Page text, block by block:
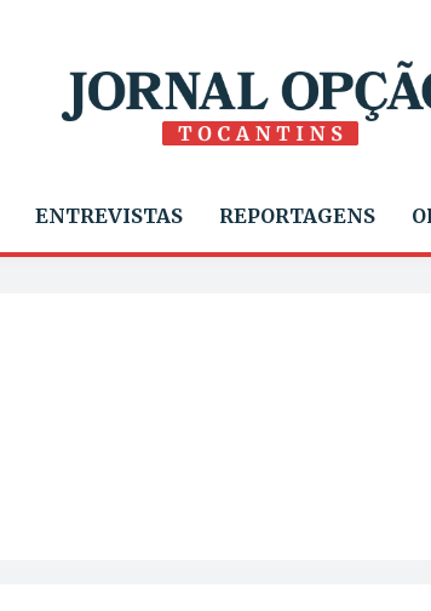
ENTREVISTAS REPORTAGENS